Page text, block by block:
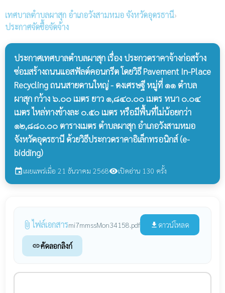
เทศบาลตำบลผาสุก อำเภอวังสามหมอ จังหวัดอุดรธานี›
ประกาศจัดซื้อจัดจ้าง
ประกาศเทศบาลตำบลผาสุก เรื่อง ประกวดราคาจ้างก่อสร้าง
ซ่อมสร้างถนนแอสฟัลต์คอนกรีต โดยวิธี Pavement In-Place
Recycling ถนนสายดานใหญ่ - ดงเศรษฐี หมู่ที่ ๑๑ ตำบล
ผาสุก กว้าง ๖.๐๐ เมตร ยาว ๑,๘๔๐.๐๐ เมตร หนา ๐.๐๔
เมตร ไหล่ทางข้างละ ๐.๕๐ เมตร หรือมีพื้นที่ไม่น้อยกว่า
๑๒,๘๘๐.๐๐ ตารางเมตร ตำบลผาสุก อำเภอวังสามหมอ
จังหวัดอุดรธานี ด้วยวิธีประกวดราคาอิเล็กทรอนิกส์ (e-
bidding)
eventเผยแพร่เมื่อ 21 ธันวาคม 2568visibilityเปิดอ่าน 130 ครั้ง
attach_file ไฟล์เอกสารmi7mmssMon34158.pdf file_download ดาวน์โหลด
linkคัดลอกลิงก์